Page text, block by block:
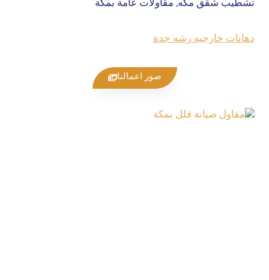
تشطيب شقق مكه, مقاولات عامة بمكة
دهانات خارجيه رشه جدة
صور اعمالنا